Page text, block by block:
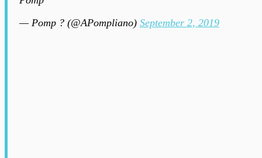
— Pomp ? (@APompliano) September 2, 2019